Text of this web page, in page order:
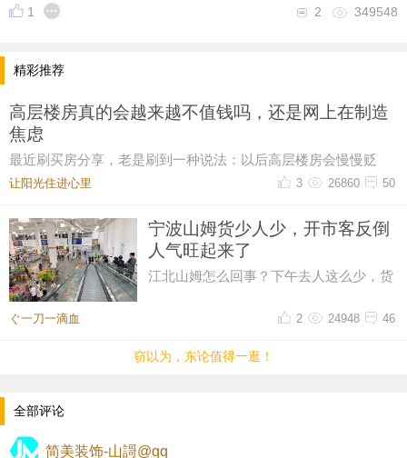
1 349548
2
精彩推荐
高层楼房真的会越来越不值钱吗，还是网上在制造
焦虑
最近刷买房分享，老是刷到一种说法：以后高层楼房会慢慢贬
值。看完心里莫名有点不踏实，仔细想想也确实有不
让阳光住进心里 50
26860
3
宁波山姆货少人少，开市客反倒
人气旺起来了
江北山姆怎么回事？下午去人这么少，货
越来越多，这真是没想到。都说
ぐ一刀一滴血 46
24948
2
窃以为，东论值得一逛！
全部评论
简美装饰-山謌@qq